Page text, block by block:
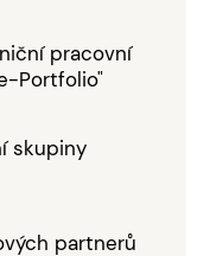
pracovní
Portfolio"
skupiny
partnerů